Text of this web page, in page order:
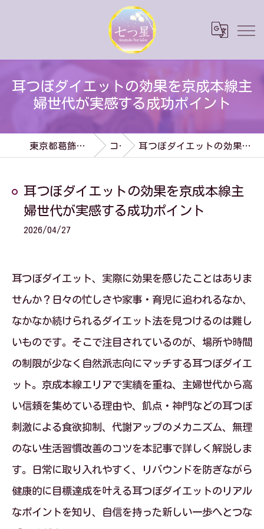
耳つぼダイエットの効果を京成本線主
婦世代が実感する成功ポイント
東京都葛飾区のダイエットなら七つ星 コラム 耳つぼダイエットの効果を京成本線主婦世代が実感する成功ポイント
耳つぼダイエットの効果を京成本線主
婦世代が実感する成功ポイント
2026/04/27
耳つぼダイエット、実際に効果を感じたことはありま
せんか？日々の忙しさや家事・育児に追われるなか、
なかなか続けられるダイエット法を見つけるのは難し
いものです。そこで注目されているのが、場所や時間
の制限が少なく自然派志向にマッチする耳つぼダイエ
ット。京成本線エリアで実績を重ね、主婦世代から高
い信頼を集めている理由や、飢点・神門などの耳つぼ
刺激による食欲抑制、代謝アップのメカニズム、無理
のない生活習慣改善のコツを本記事で詳しく解説しま
す。日常に取り入れやすく、リバウンドを防ぎながら
健康的に目標達成を叶える耳つぼダイエットのリアル
なポイントを知り、自信を持った新しい一歩へとつな